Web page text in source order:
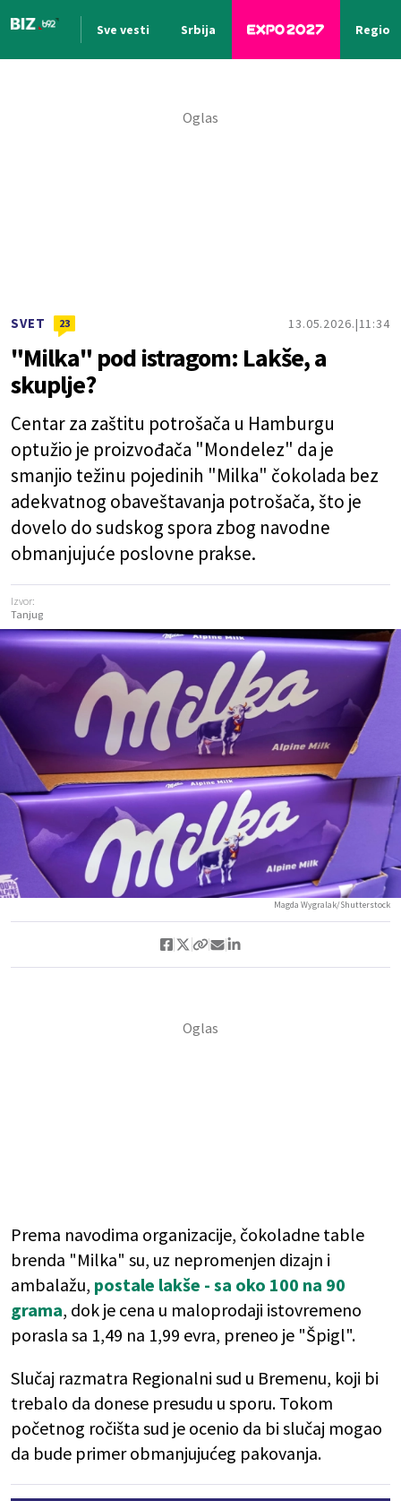
Sve vesti Srbija Region
SVET 23 13.05.2026. 11:34
"Milka" pod istragom: Lakše, a
skuplje?
Centar za zaštitu potrošača u Hamburgu
optužio je proizvođača "Mondelez" da je
smanjio težinu pojedinih "Milka" čokolada bez
adekvatnog obaveštavanja potrošača, što je
dovelo do sudskog spora zbog navodne
obmanjujuće poslovne prakse.
Izvor:
Tanjug
Magda Wygralak/Shutterstock
Prema navodima organizacije, čokoladne table
brenda "Milka" su, uz nepromenjen dizajn i
ambalažu, postale lakše - sa oko 100 na 90
grama, dok je cena u maloprodaji istovremeno
porasla sa 1,49 na 1,99 evra, preneo je "Špigl".
Slučaj razmatra Regionalni sud u Bremenu, koji bi
trebalo da donese presudu u sporu. Tokom
početnog ročišta sud je ocenio da bi slučaj mogao
da bude primer obmanjujućeg pakovanja.